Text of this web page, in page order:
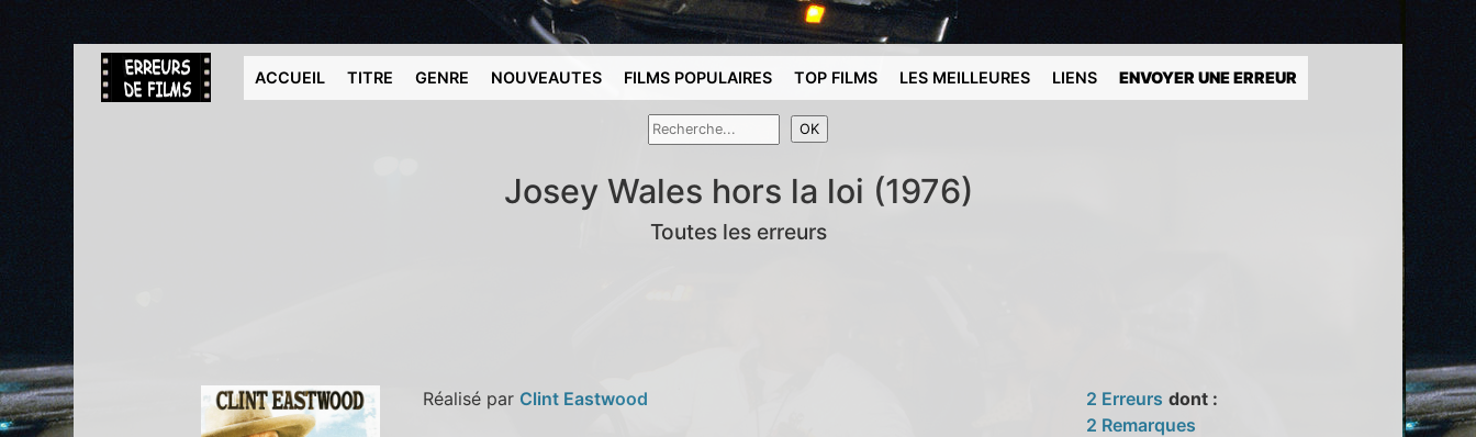
ACCUEIL TITRE GENRE NOUVEAUTES FILMS POPULAIRES TOP FILMS LES MEILLEURES LIENS ENVOYER UNE ERREUR
Josey Wales hors la loi (1976)
Toutes les erreurs
Réalisé par Clint Eastwood 2 Erreurs dont :
2 Remarques